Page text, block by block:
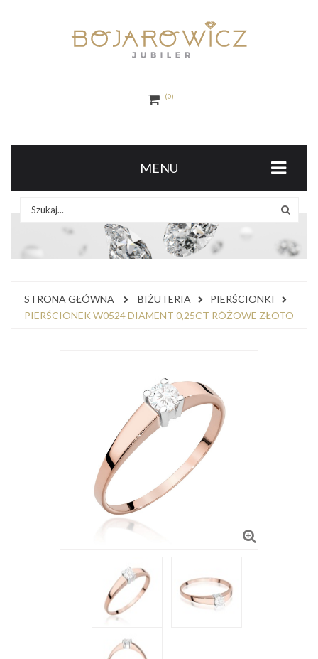
0
MENU
STRONA GŁÓWNA BIŻUTERIA
PIERŚCIONKI
PIERŚCIONEK W0524 DIAMENT 0,25CT RÓŻOWE ZŁOTO